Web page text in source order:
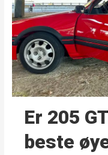
Er 205
beste